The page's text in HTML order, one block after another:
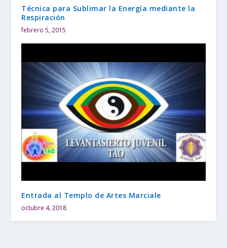
Técnica para Sublimar la Energía mediante la
Respiración
febrero 5, 2015
Entrada al Templo de Artes Marciale
octubre 4, 2018